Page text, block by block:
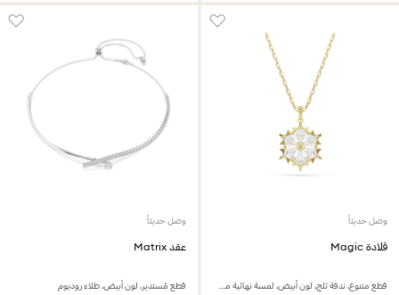
وصل حديثاً
قلادة Magic
قطع متنوع، ندفة ثلج، لون أبيض، لمسة نهائية من الذهب عيار 18 قيراط
وصل حديثاً
عقد Matrix
قطع مُستدير، لون أبيض، طلاء روديوم